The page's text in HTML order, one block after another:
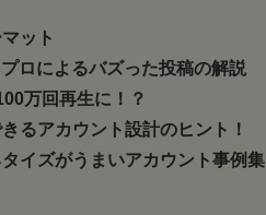
ット
ロによるバズった投稿の解説
万回再生に！？
るアカウント設計のヒント！
イズがうまいアカウント事例集